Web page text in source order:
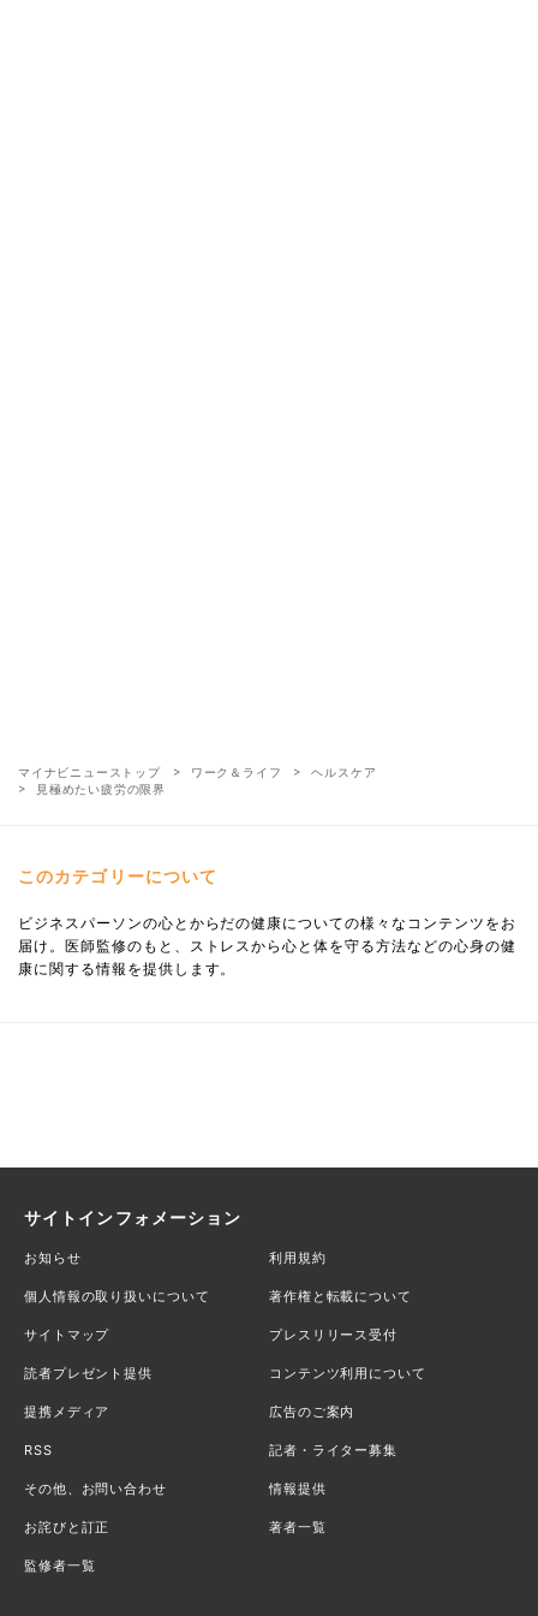
マイナビニューストップ ワーク＆ライフ
ヘルスケア
見極めたい疲労の限界
このカテゴリーについて
ビジネスパーソンの心とからだの健康についての様々なコンテンツをお
届け。医師監修のもと、ストレスから心と体を守る方法などの心身の健
康に関する情報を提供します。
サイトインフォメーション
お知らせ 利用規約
個人情報の取り扱いについて 著作権と転載について
サイトマップ プレスリリース受付
読者プレゼント提供 コンテンツ利用について
提携メディア 広告のご案内
RSS 記者・ライター募集
その他、お問い合わせ 情報提供
お詫びと訂正 著者一覧
監修者一覧